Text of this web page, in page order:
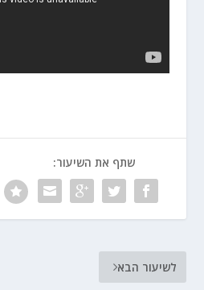
שתף את השיעור:
לשיעור הבא